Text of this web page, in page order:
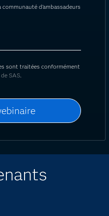
d’ambassadeurs
sont traitées conformément
SAS.